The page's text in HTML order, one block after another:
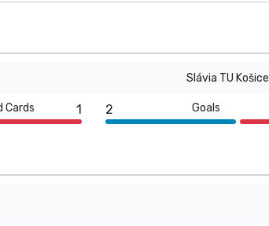
Slávia TU Košice
Cards 1 2 Goals